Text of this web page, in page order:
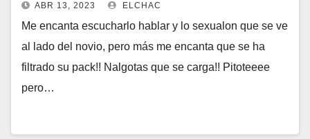
ABR 13, 2023 ELCHAC
Me encanta escucharlo hablar y lo sexualon que se ve
al lado del novio, pero más me encanta que se ha
filtrado su pack!! Nalgotas que se carga!! Pitoteeee
pero…